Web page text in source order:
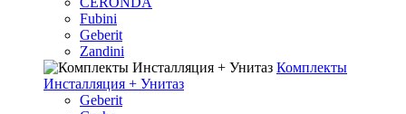
Fubini
Geberit
Zandini
Комплекты
Инсталляция + Унитаз
Geberit